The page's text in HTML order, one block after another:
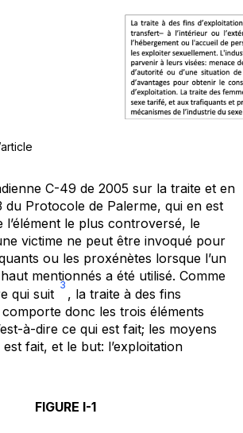
C-49 de 2005 sur la traite et en
du Protocole de Palerme, qui en est
l’élément le plus controversé, le
victime ne peut être invoqué pour
ou les proxénètes lorsque l’un
mentionnés a été utilisé. Comme
qui suit
3
, la traite à des fins
donc les trois éléments
à-dire ce qui est fait; les moyens
fait, et le but: l’exploitation
FIGURE I-1